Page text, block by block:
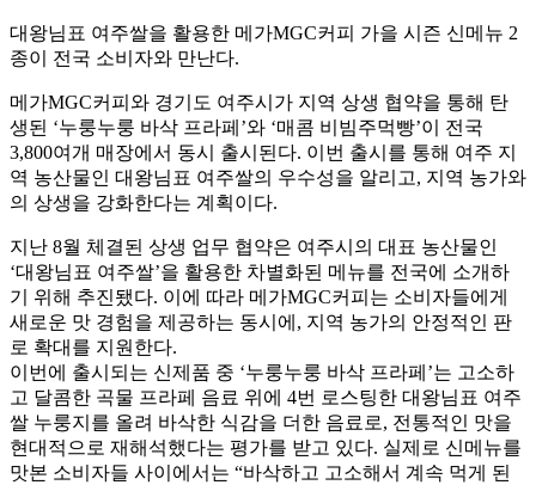
대왕님표 여주쌀을 활용한 메가MGC커피 가을 시즌 신메뉴 2
종이 전국 소비자와 만난다.
메가MGC커피와 경기도 여주시가 지역 상생 협약을 통해 탄
생된 ‘누룽누룽 바삭 프라페’와 ‘매콤 비빔주먹빵’이 전국
3,800여개 매장에서 동시 출시된다. 이번 출시를 통해 여주 지
역 농산물인 대왕님표 여주쌀의 우수성을 알리고, 지역 농가와
의 상생을 강화한다는 계획이다.
지난 8월 체결된 상생 업무 협약은 여주시의 대표 농산물인
‘대왕님표 여주쌀’을 활용한 차별화된 메뉴를 전국에 소개하
기 위해 추진됐다. 이에 따라 메가MGC커피는 소비자들에게
새로운 맛 경험을 제공하는 동시에, 지역 농가의 안정적인 판
로 확대를 지원한다.
이번에 출시되는 신제품 중 ‘누룽누룽 바삭 프라페’는 고소하
고 달콤한 곡물 프라페 음료 위에 4번 로스팅한 대왕님표 여주
쌀 누룽지를 올려 바삭한 식감을 더한 음료로, 전통적인 맛을
현대적으로 재해석했다는 평가를 받고 있다. 실제로 신메뉴를
맛본 소비자들 사이에서는 “바삭하고 고소해서 계속 먹게 된